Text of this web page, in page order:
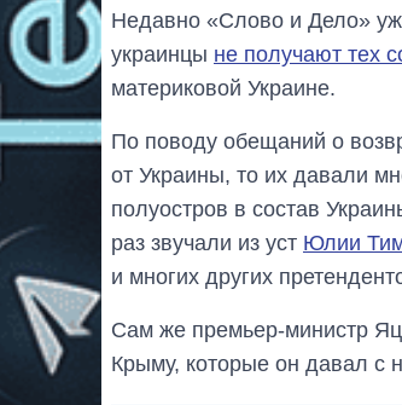
Недавно «Слово и Дело»
украинцы не получают тех
материковой Украине.
По поводу обещаний о
от Украины, то их давали
полуостров в состав
раз звучали из уст Юлии
и многих других
Сам же премьер-министр
Крыму, которые он давал с